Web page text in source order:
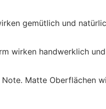
gemütlich und
wirken handwerklich
Matte Oberflächen